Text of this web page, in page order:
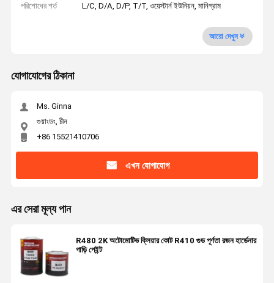
পরিশোধের শর্ত L/C, D/A, D/P, T/T, ওয়েস্টার্ন ইউনিয়ন, মানিগ্রাম
আরো দেখুন
যোগাযোগের ঠিকানা
Ms. Ginna
গুয়াংডং, চীন
+86 15521410706
এখন যোগাযোগ
এর সেরা মূল্য পান
R480 2K অটোমোটিভ ক্লিয়ার কোট R410 গুড পূর্ণতা রজন হার্ডেনার
গাড়ি পেইন্ট